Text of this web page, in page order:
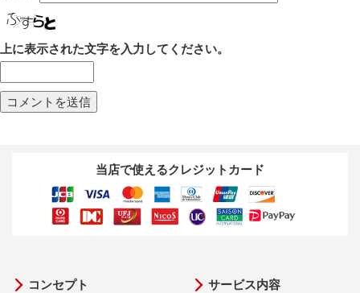
上に表示された文字を入力してください。
当店で使えるクレジットカード
コンセプト サービス内容